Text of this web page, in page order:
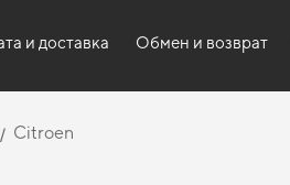
и доставка Обмен и возврат
Citroen